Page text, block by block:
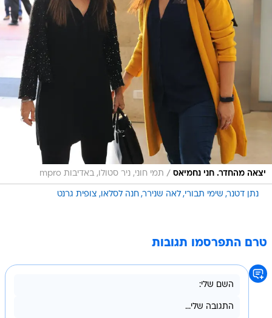
יצאה מהחדר. חני נחמיאס / תמי חוני, ניר סטולו, באדיבות mpro
נתן דטנר שימי תבורי לאה שנירר חנה לסלאו צופית גרנט
טרם התפרסמו תגובות